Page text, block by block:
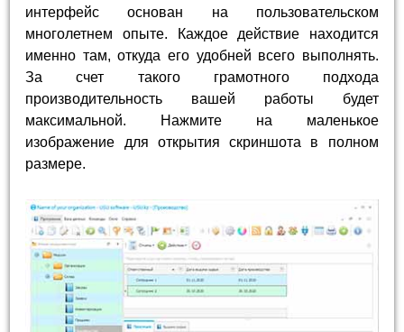
интерфейс основан на пользовательском
многолетнем опыте. Каждое действие находится
именно там, откуда его удобней всего выполнять.
За счет такого грамотного подхода
производительность вашей работы будет
максимальной. Нажмите на маленькое
изображение для открытия скриншота в полном
размере.